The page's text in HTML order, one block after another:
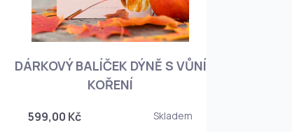
DÁRKOVÝ BALÍČEK DÝNĚ S VŮNÍ
KOŘENÍ
599,00 Kč Skladem